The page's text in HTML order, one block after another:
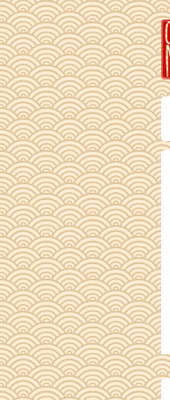
Skip
to
main
content